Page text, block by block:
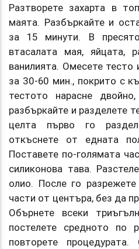
Разтворете захарта в
маята. Разбъркайте и
за 15 минути. В
втасалата мая, яйцата,
ванилията. Омесете тесто
за 30-60 мин., покрито с
тестото нарасне
разбъркайте и разделете
целта първо го
откъснете от едната
Поставете по-голямата
силиконова тава.
олио. После го
части от центъра, без да
Обърнете всеки
постелете средното по
повторете